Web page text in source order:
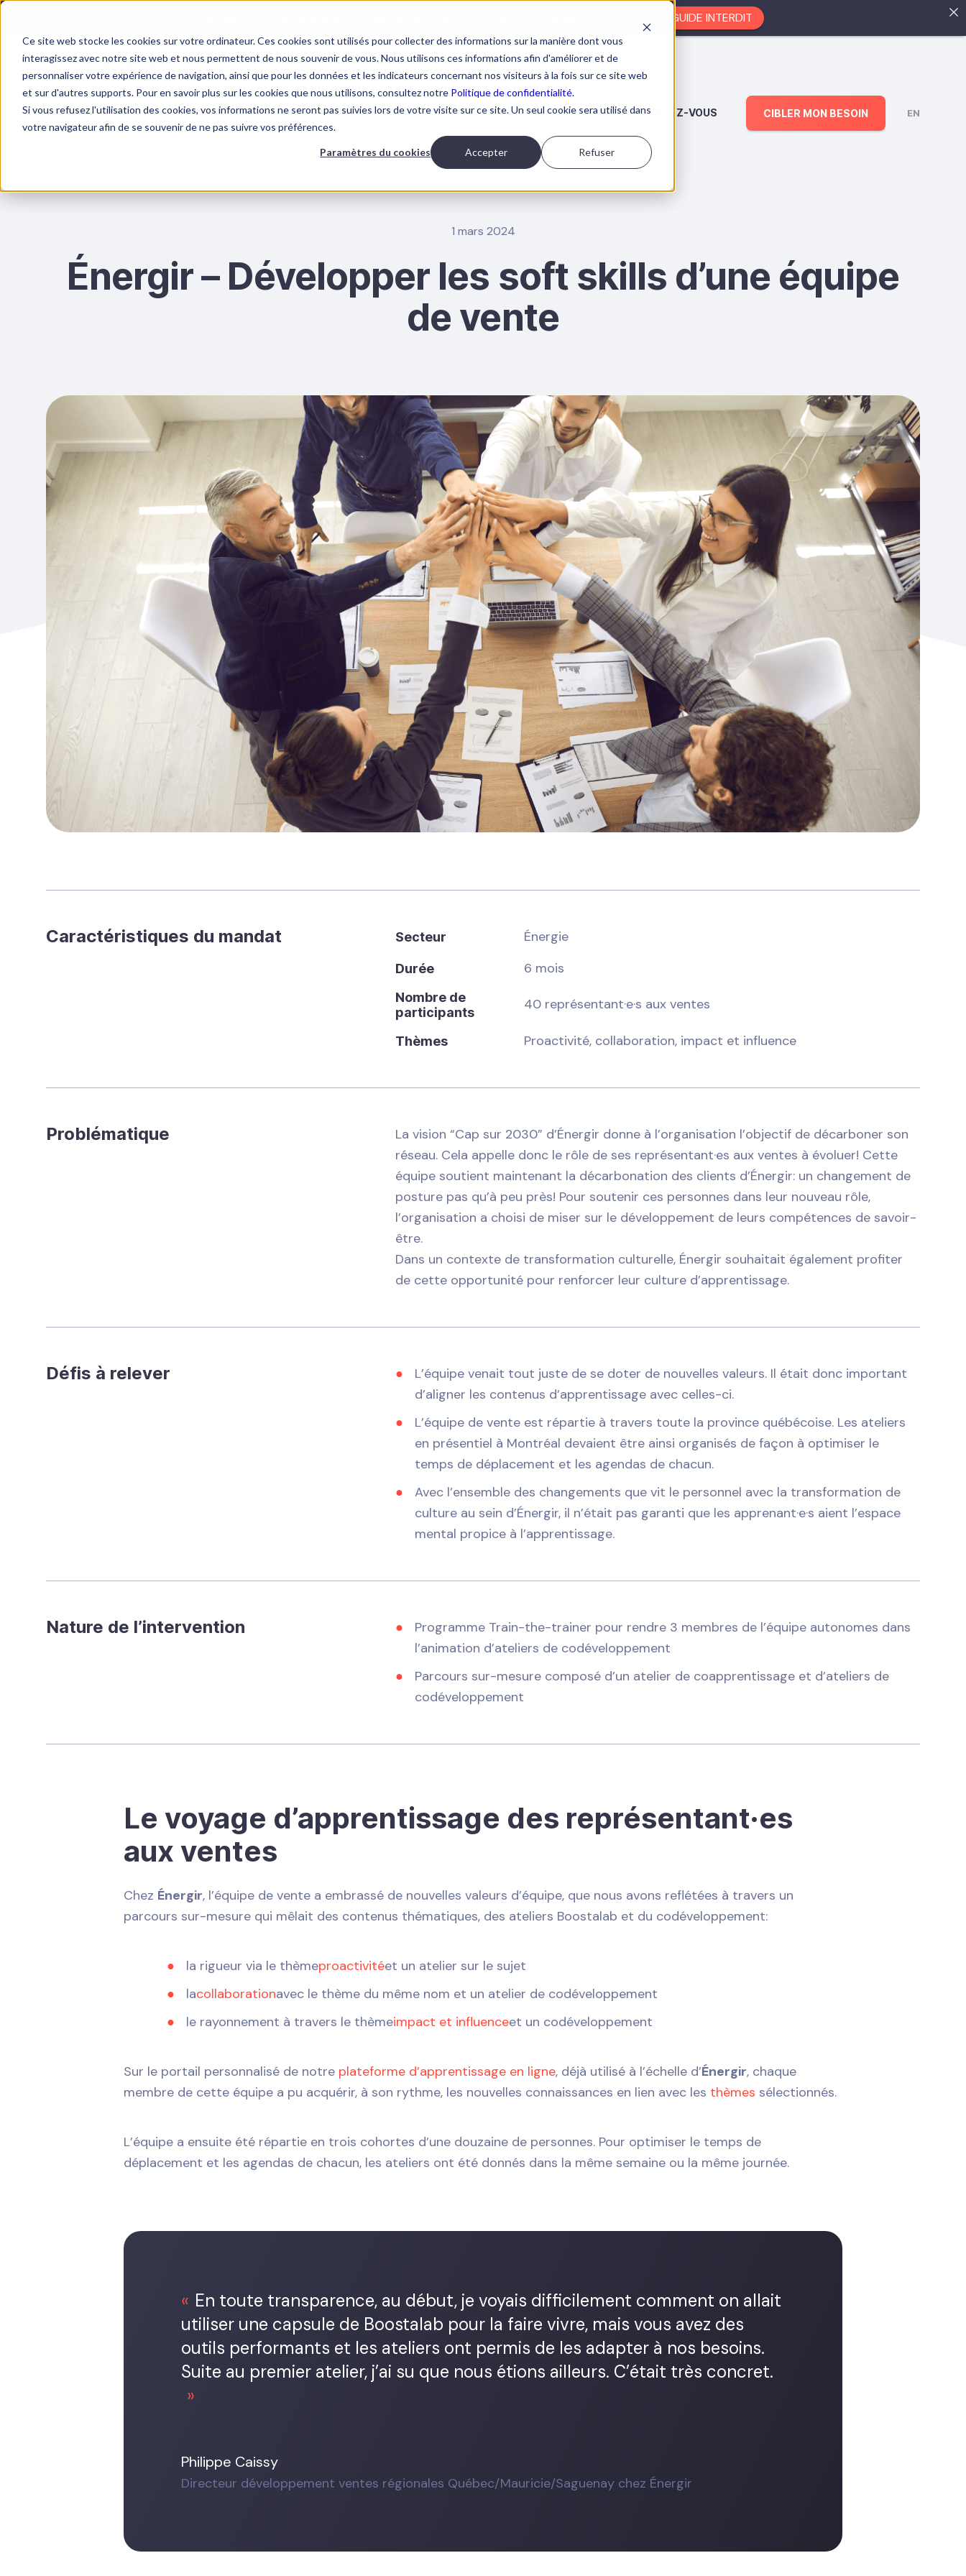
Ce site web stocke les cookies sur votre ordinateur. Ces cookies sont utilisés pour collecter des informations sur la manière dont vous
interagissez avec notre site web et nous permettent de nous souvenir de vous. Nous utilisons ces informations afin d'améliorer et de
personnaliser votre expérience de navigation, ainsi que pour les données et les indicateurs concernant nos visiteurs à la fois sur ce site web
et sur d'autres supports. Pour en savoir plus sur les cookies que nous utilisons, consultez notre Politique de confidentialité.
Si vous refusez l'utilisation des cookies, vos informations ne seront pas suivies lors de votre visite sur ce site. Un seul cookie sera utilisé dans
votre navigateur afin de se souvenir de ne pas suivre vos préférences.
Paramètres du cookies Accepter Refuser
FORMATIONS RISQUES PSYCHOSOCIAUX FORMATIONS IA À PROPOS RESSOURCES PRENDRE RENDEZ-VOUS CIBLER MON BESOIN EN
1 mars 2024
Énergir – Développer les soft skills d’une équipe
de vente
Caractéristiques du mandat Secteur Énergie
Durée 6 mois
Nombre de
participants
40 représentant·e·s aux ventes
Thèmes Proactivité, collaboration, impact et influence
Problématique
La vision “Cap sur 2030” d’Énergir donne à l’organisation l’objectif de décarboner son
réseau. Cela appelle donc le rôle de ses représentant·es aux ventes à évoluer! Cette
équipe soutient maintenant la décarbonation des clients d’Énergir: un changement de
posture pas qu’à peu près! Pour soutenir ces personnes dans leur nouveau rôle,
l’organisation a choisi de miser sur le développement de leurs compétences de savoir-
être.
Dans un contexte de transformation culturelle, Énergir souhaitait également profiter
de cette opportunité pour renforcer leur culture d’apprentissage.
Défis à relever
L’équipe venait tout juste de se doter de nouvelles valeurs. Il était donc important
d’aligner les contenus d’apprentissage avec celles-ci.
L’équipe de vente est répartie à travers toute la province québécoise. Les ateliers
en présentiel à Montréal devaient être ainsi organisés de façon à optimiser le
temps de déplacement et les agendas de chacun.
Avec l’ensemble des changements que vit le personnel avec la transformation de
culture au sein d’Énergir, il n’était pas garanti que les apprenant·e·s aient l’espace
mental propice à l’apprentissage.
Nature de l’intervention
Programme Train-the-trainer pour rendre 3 membres de l’équipe autonomes dans
l’animation d’ateliers de codéveloppement
Parcours sur-mesure composé d’un atelier de coapprentissage et d’ateliers de
codéveloppement
Le voyage d’apprentissage des représentant·es
aux ventes
Chez Énergir, l’équipe de vente a embrassé de nouvelles valeurs d’équipe, que nous avons reflétées à travers un
parcours sur-mesure qui mêlait des contenus thématiques, des ateliers Boostalab et du codéveloppement:
la rigueur via le thèmeproactivitéet un atelier sur le sujet
lacollaborationavec le thème du même nom et un atelier de codéveloppement
le rayonnement à travers le thèmeimpact et influenceet un codéveloppement
Sur le portail personnalisé de notre plateforme d’apprentissage en ligne, déjà utilisé à l’échelle d’Énergir, chaque
membre de cette équipe a pu acquérir, à son rythme, les nouvelles connaissances en lien avec les thèmes sélectionnés.
L’équipe a ensuite été répartie en trois cohortes d’une douzaine de personnes. Pour optimiser le temps de
déplacement et les agendas de chacun, les ateliers ont été donnés dans la même semaine ou la même journée.
En toute transparence, au début, je voyais difficilement comment on allait
utiliser une capsule de Boostalab pour la faire vivre, mais vous avez des
outils performants et les ateliers ont permis de les adapter à nos besoins.
Suite au premier atelier, j’ai su que nous étions ailleurs. C’était très concret.
Philippe Caissy
Directeur développement ventes régionales Québec/Mauricie/Saguenay chez Énergir
LISEZ LE GUIDE INTERDIT